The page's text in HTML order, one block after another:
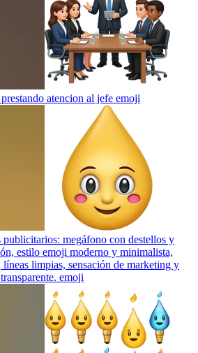
atencion al jefe emoji
megáfono con destellos y
estilo emoji moderno y minimalista,
limpias, sensación de marketing y
emoji